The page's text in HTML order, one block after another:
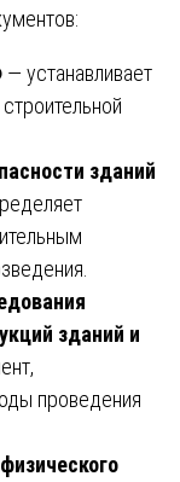
— устанавливает
зданий
зданий и
проведения